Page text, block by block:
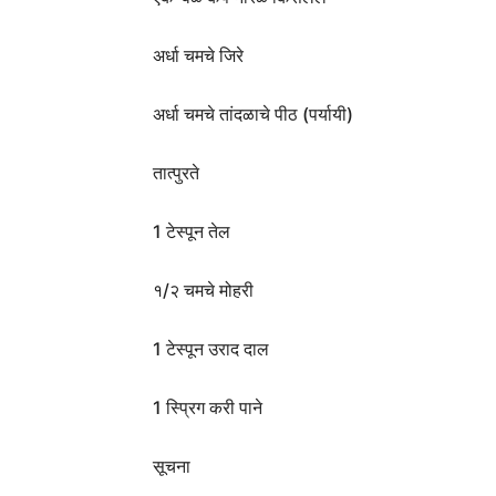
अर्धा चमचे जिरे
अर्धा चमचे तांदळाचे पीठ (पर्यायी)
तात्पुरते
1 टेस्पून तेल
१/२ चमचे मोहरी
1 टेस्पून उराद दाल
1 स्प्रिग करी पाने
सूचना